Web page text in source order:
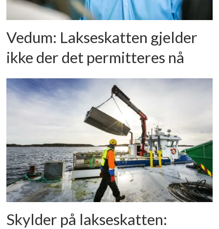
Vedum: Lakseskatten gjelder
ikke der det permitteres nå
Skylder på lakseskatten: